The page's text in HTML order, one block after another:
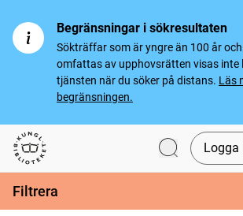
Begränsningar i sökresultaten
Sökträffar som är yngre än 100 år och
omfattas av upphovsrätten visas inte
tjänsten när du söker på distans. Läs
begränsningen.
Svenska tidningar
Logga
Filtrera